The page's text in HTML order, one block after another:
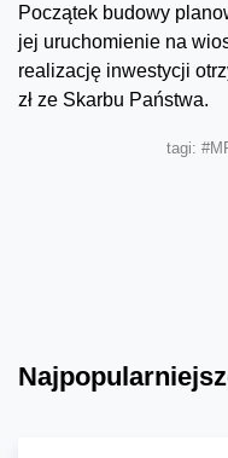
Początek budowy
jej uruchomienie na
realizację inwestycji
zł ze Skarbu Państwa.
tagi: